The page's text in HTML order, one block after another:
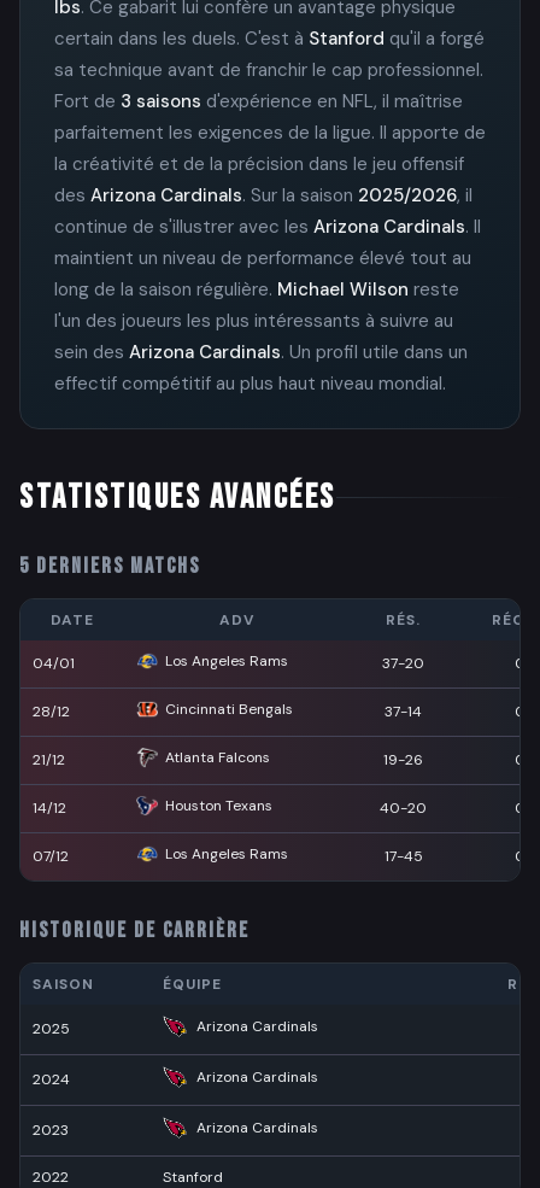
lbs. Ce gabarit lui confère un avantage physique
certain dans les duels. C'est à Stanford qu'il a forgé
sa technique avant de franchir le cap professionnel.
Fort de 3 saisons d'expérience en NFL, il maîtrise
parfaitement les exigences de la ligue. Il apporte de
la créativité et de la précision dans le jeu offensif
des Arizona Cardinals. Sur la saison 2025/2026, il
continue de s'illustrer avec les Arizona Cardinals. Il
maintient un niveau de performance élevé tout au
long de la saison régulière. Michael Wilson reste
l'un des joueurs les plus intéressants à suivre au
sein des Arizona Cardinals. Un profil utile dans un
effectif compétitif au plus haut niveau mondial.
STATISTIQUES AVANCÉES
5 DERNIERS MATCHS
DATE ADV RÉS.
04/01 Los Angeles Rams 37-20 0
28/12 Cincinnati Bengals 37-14 0
21/12 Atlanta Falcons 19-26 0
14/12 Houston Texans 40-20 0
07/12 Los Angeles Rams 17-45 0
HISTORIQUE DE CARRIÈRE
SAISON ÉQUIPE
2025 Arizona Cardinals
2024 Arizona Cardinals
2023 Arizona Cardinals
2022 Stanford